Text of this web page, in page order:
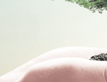
การออก
เสียงลง